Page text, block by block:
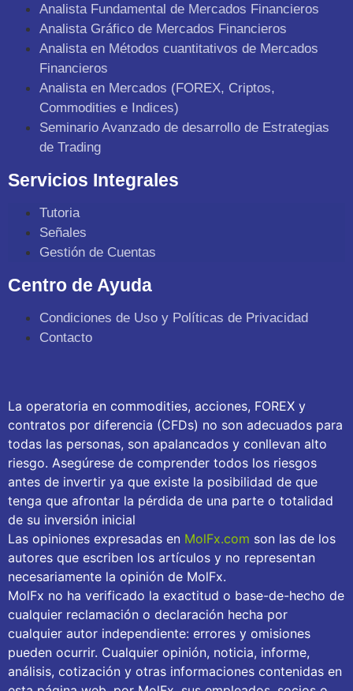
Analista Fundamental de Mercados Financieros
Analista Gráfico de Mercados Financieros
Analista en Métodos cuantitativos de Mercados
Financieros
Analista en Mercados (FOREX, Criptos,
Commodities e Indices)
Seminario Avanzado de desarrollo de Estrategias
de Trading
Servicios Integrales
Tutoria
Señales
Gestión de Cuentas
Centro de Ayuda
Condiciones de Uso y Políticas de Privacidad
Contacto
La operatoria en commodities, acciones, FOREX y
contratos por diferencia (CFDs) no son adecuados para
todas las personas, son apalancados y conllevan alto
riesgo. Asegúrese de comprender todos los riesgos
antes de invertir ya que existe la posibilidad de que
tenga que afrontar la pérdida de una parte o totalidad
de su inversión inicial
Las opiniones expresadas en MolFx.com son las de los
autores que escriben los artículos y no representan
necesariamente la opinión de MolFx.
MolFx no ha verificado la exactitud o base-de-hecho de
cualquier reclamación o declaración hecha por
cualquier autor independiente: errores y omisiones
pueden ocurrir. Cualquier opinión, noticia, informe,
análisis, cotización y otras informaciones contenidas en